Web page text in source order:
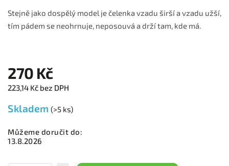
Stejně jako dospělý model je čelenka vzadu širší a vzadu užší,
tím pádem se neohrnuje, neposouvá a drží tam, kde má.
270 Kč
223,14 Kč bez DPH
Skladem (>5 ks)
Můžeme doručit do:
13.8.2026